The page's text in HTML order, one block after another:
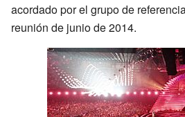
acordado por el grupo de
reunión de junio de 2014.